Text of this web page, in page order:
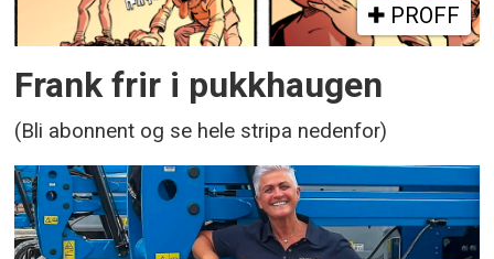
PROFF
Frank frir i pukkhaugen
(Bli abonnent og se hele stripa nedenfor)